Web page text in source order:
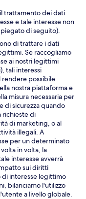
trattamento dei dati
e tale interesse non
di seguito).
di trattare i dati
Se raccogliamo
ai nostri legittimi
tali interessi
possibile
nostra piattaforma e
misura necessaria per
di sicurezza quando
richieste di
di marketing, o al
illegali. A
per un determinato
in volta, la
interesse avverrà
sui diritti
interesse legittimo
bilanciamo l'utilizzo
a livello globale.